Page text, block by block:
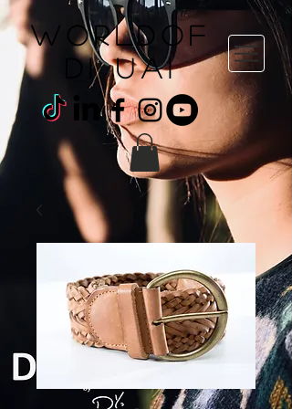
WORLDOF
DI uai